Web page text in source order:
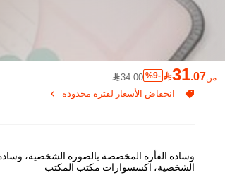
من 31.07
%9-
34.00
انخفاض الأسعار لفترة محدودة
الشخصية، اكسسوارات مكتب المكتب